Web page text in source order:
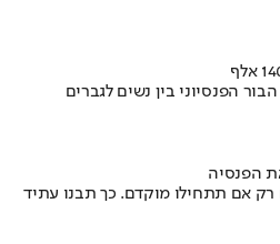
הפנסיוני בין נשים לגברים
הפנסיה
רק אם תתחילו מוקדם. כך תבנו עתיד